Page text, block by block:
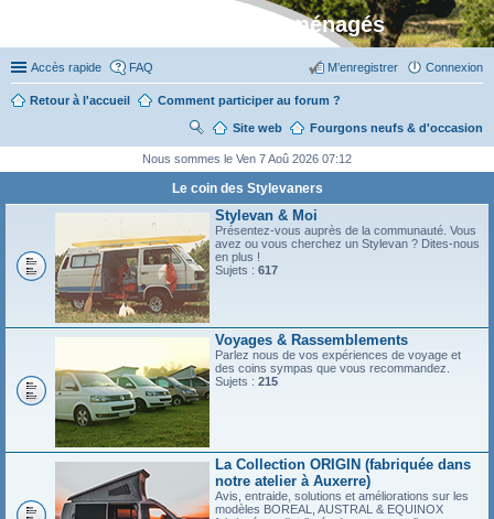
Stylevan - Vans aménagés
Accès rapide FAQ Connexion
M’enregistrer
Retour à l'accueil Comment participer au forum ?
Fourgons neufs & d'occasion
Site web
R
ec
ch
er
Nous sommes le Ven 7 Aoû 2026 07:12
Le coin des Stylevaners
Stylevan & Moi
Présentez-vous auprès de la communauté. Vous
avez ou vous cherchez un Stylevan ? Dites-nous
en plus !
Sujets : 617
Voyages & Rassemblements
Parlez nous de vos expériences de voyage et
des coins sympas que vous recommandez.
Sujets : 215
La Collection ORIGIN (fabriquée dans
notre atelier à Auxerre)
Avis, entraide, solutions et améliorations sur les
modèles BOREAL, AUSTRAL & EQUINOX